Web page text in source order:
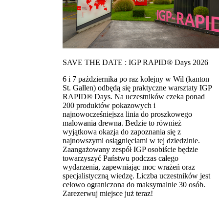
SAVE THE DATE : IGP RAPID® Days 2026
6 i 7 października po raz kolejny w Wil (kanton
St. Gallen) odbędą się praktyczne warsztaty IGP
RAPID® Days. Na uczestników czeka ponad
200 produktów pokazowych i
najnowocześniejsza linia do proszkowego
malowania drewna. Bedzie to również
wyjątkowa okazja do zapoznania się z
najnowszymi osiągnięciami w tej dziedzinie.
Zaangażowany zespół IGP osobiście będzie
towarzyszyć Państwu podczas całego
wydarzenia, zapewniając moc wrażeń oraz
specjalistyczną wiedzę. Liczba uczestników jest
celowo ograniczona do maksymalnie 30 osób.
Zarezerwuj miejsce już teraz!